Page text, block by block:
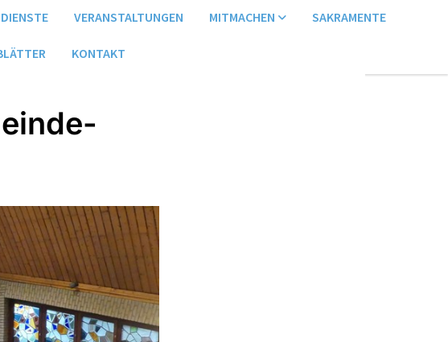
VERANSTALTUNGEN MITMACHEN SAKRAMENTE
KONTAKT